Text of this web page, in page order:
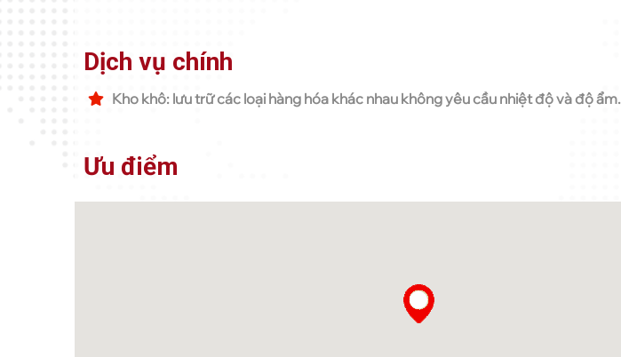
Dịch vụ chính
Kho khô: lưu trữ các loại hàng hóa khác nhau không yêu cầu nhiệt độ và độ ẩm.
Ưu điểm